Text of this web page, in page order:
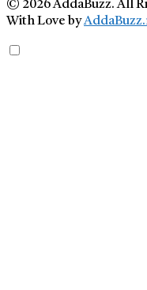
© 2026 AddaBuzz. All
With Love by